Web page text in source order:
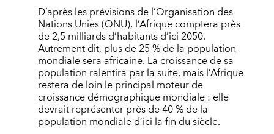
D’après les prévisions de l’Organisation des
Nations Unies (ONU), l’Afrique comptera près
de 2,5 milliards d’habitants d’ici 2050.
Autrement dit, plus de 25 % de la population
mondiale sera africaine. La croissance de sa
population ralentira par la suite, mais l’Afrique
restera de loin le principal moteur de
croissance démographique mondiale : elle
devrait représenter près de 40 % de la
population mondiale d’ici la fin du siècle.